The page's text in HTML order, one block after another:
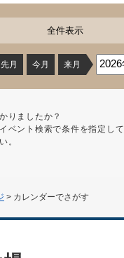
> カレンダーでさがす
全件表示
先月 今月 来月
りましたか？
ベント検索で条件を指定して
。